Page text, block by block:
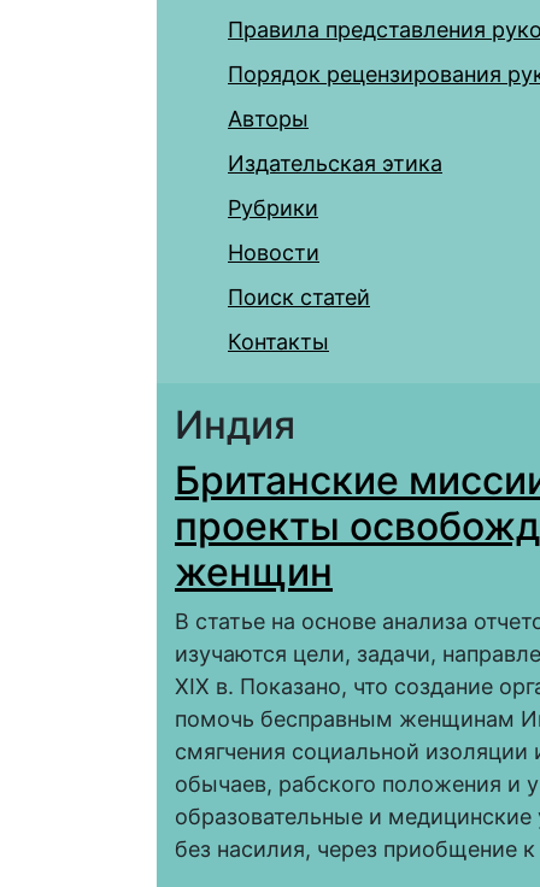
Правила представления
Порядок рецензирования
Авторы
Издательская этика
Рубрики
Новости
Поиск статей
Контакты
Индия
Британские
проекты
женщин
В статье на основе анализа
изучаются цели, задачи,
XIX в. Показано, что создание
помочь бесправным женщинам
смягчения социальной
обычаев, рабского положения и
образовательные и
без насилия, через приобщение